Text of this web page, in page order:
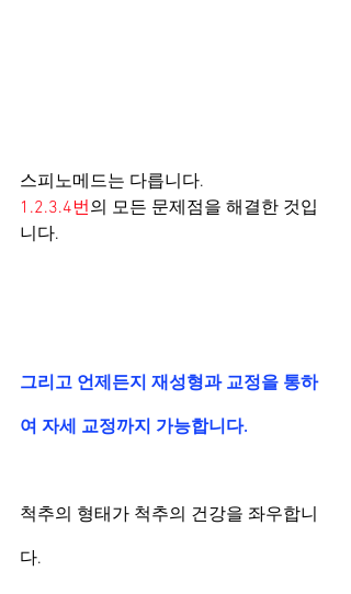
스피노메드는 다릅니다.
1.2.3.4번의 모든 문제점을 해결한 것입
니다.
그리고 언제든지 재성형과 교정을 통하
여 자세 교정까지 가능합니다.
척추의 형태가 척추의 건강을 좌우합니
다.